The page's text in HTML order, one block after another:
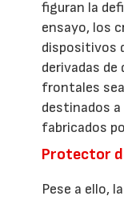
figuran la
ensayo, los
dispositivos
derivadas de
frontales
destinados
fabricados
Protector
Pese a ello,